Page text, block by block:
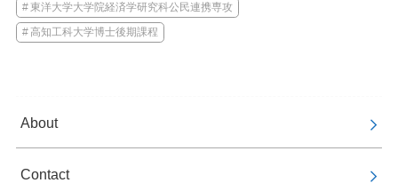
東洋大学大学院経済学研究科公民連携専攻
高知工科大学博士後期課程
About
Contact